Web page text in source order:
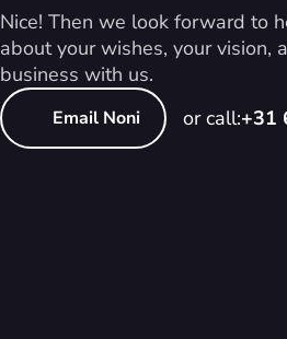
Nice! Then we look forward to
about your wishes, your vision,
business with us.
Email Noni or call:+31